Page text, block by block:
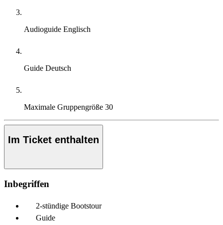
Audioguide Englisch
Guide Deutsch
Maximale Gruppengröße 30
Im Ticket enthalten
Inbegriffen
2-stündige Bootstour
Guide